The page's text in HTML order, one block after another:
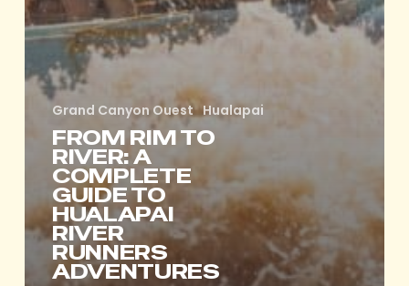
Grand Canyon Ouest Hualapai
FROM RIM TO
RIVER: A
COMPLETE
GUIDE TO
HUALAPAI
RIVER
RUNNERS
ADVENTURES